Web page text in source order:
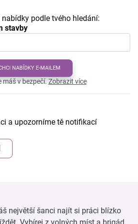
nabídky podle tvého hledání:
stavby
NABÍDKY E-MAILEM
máš v bezpečí.Zobrazit více
a upozorníme tě notifikací
největší šanci najít si práci blízko
Vybírej z volných míst a brigád